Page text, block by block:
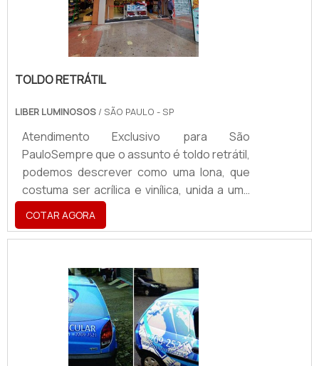
identidade visual do produto com.
TOLDO RETRÁTIL
LIBER LUMINOSOS / SÃO PAULO - SP
Atendimento Exclusivo para São
PauloSempre que o assunto é toldo retrátil,
podemos descrever como uma lona, que
costuma ser acrílica e vinílica, unida a uma
estrutura metálica de aço galvanizado ou
alumínio. Uma de suas funções é
proporcionar segurança, requinte e
intempéries, tais como chuvas e ventanias,
atrapalhem o funcionamento do
local.principais informações e
características do produtoSuas qualidades
são um grande diferencial para
COTAR AGORA